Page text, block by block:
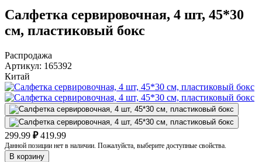
Салфетка сервировочная, 4 шт, 45*30
см, пластиковый бокс
Распродажа
Артикул: 165392
Китай
299.99 ₽ 419.99
Данной позиции нет в наличии. Пожалуйста, выберите доступные свойства.
В корзину